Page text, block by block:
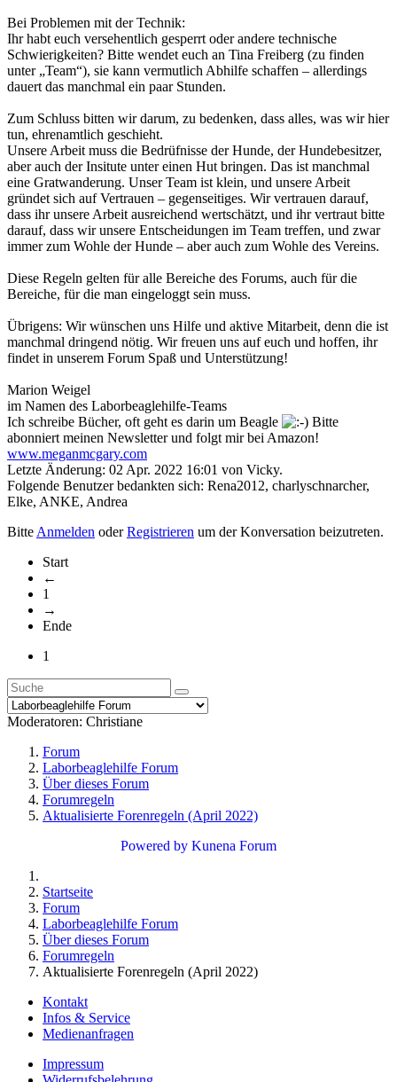
Bei Problemen mit der Technik:
Ihr habt euch versehentlich gesperrt oder andere technische
Schwierigkeiten? Bitte wendet euch an Tina Freiberg (zu finden
unter „Team“), sie kann vermutlich Abhilfe schaffen – allerdings
dauert das manchmal ein paar Stunden.
Zum Schluss bitten wir darum, zu bedenken, dass alles, was wir hier
tun, ehrenamtlich geschieht.
Unsere Arbeit muss die Bedrüfnisse der Hunde, der Hundebesitzer,
aber auch der Insitute unter einen Hut bringen. Das ist manchmal
eine Gratwanderung. Unser Team ist klein, und unsere Arbeit
gründet sich auf Vertrauen – gegenseitiges. Wir vertrauen darauf,
dass ihr unsere Arbeit ausreichend wertschätzt, und ihr vertraut bitte
darauf, dass wir unsere Entscheidungen im Team treffen, und zwar
immer zum Wohle der Hunde – aber auch zum Wohle des Vereins.
Diese Regeln gelten für alle Bereiche des Forums, auch für die
Bereiche, für die man eingeloggt sein muss.
Übrigens: Wir wünschen uns Hilfe und aktive Mitarbeit, denn die ist
manchmal dringend nötig. Wir freuen uns auf euch und hoffen, ihr
findet in unserem Forum Spaß und Unterstützung!
Marion Weigel
im Namen des Laborbeaglehilfe-Teams
Ich schreibe Bücher, oft geht es darin um Beagle
Bitte
abonniert meinen Newsletter und folgt mir bei Amazon!
www.meganmcgary.com
Letzte Änderung: 02 Apr. 2022 16:01 von Vicky.
Folgende Benutzer bedankten sich: Rena2012, charlyschnarcher,
Elke, ANKE, Andrea
BitteAnmelden oderRegistrieren um der Konversation beizutreten.
Start
←
1
→
Ende
1
Moderatoren: Christiane
Forum
Laborbeaglehilfe Forum
Über dieses Forum
Forumregeln
Aktualisierte Forenregeln (April 2022)
Powered by Kunena Forum
Startseite
Forum
Laborbeaglehilfe Forum
Über dieses Forum
Forumregeln
Aktualisierte Forenregeln (April 2022)
Kontakt
Infos & Service
Medienanfragen
Impressum